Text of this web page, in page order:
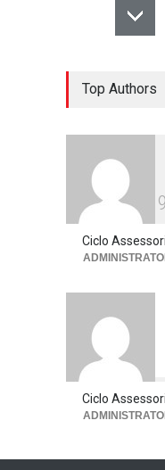
Top Authors
Ciclo
Ciclo